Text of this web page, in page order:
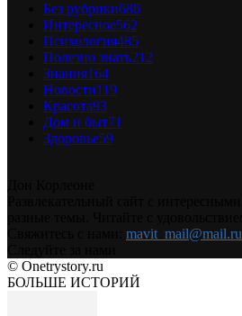
Без рубрики686
Интересное562
Психология485
Полезно знать212
Знания164
Новости119
Красота93
Дом и быт71
Здоровье59
mavit_mail@mail.ru
© Onetrystory.ru
БОЛЬШЕ ИСТОРИЙ